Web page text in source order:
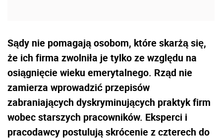
Sądy nie pomagają osobom, które skarżą się,
że ich firma zwolniła je tylko ze względu na
osiągnięcie wieku emerytalnego. Rząd nie
zamierza wprowadzić przepisów
zabraniających dyskryminujących praktyk firm
wobec starszych pracowników. Eksperci i
pracodawcy postulują skrócenie z czterech do